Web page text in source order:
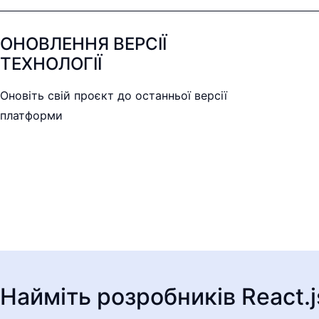
ОНОВЛЕННЯ ВЕРСІЇ
ТЕХНОЛОГІЇ
Оновіть свій проєкт до останньої версії
платформи
Найміть розробників